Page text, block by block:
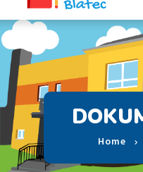
Home